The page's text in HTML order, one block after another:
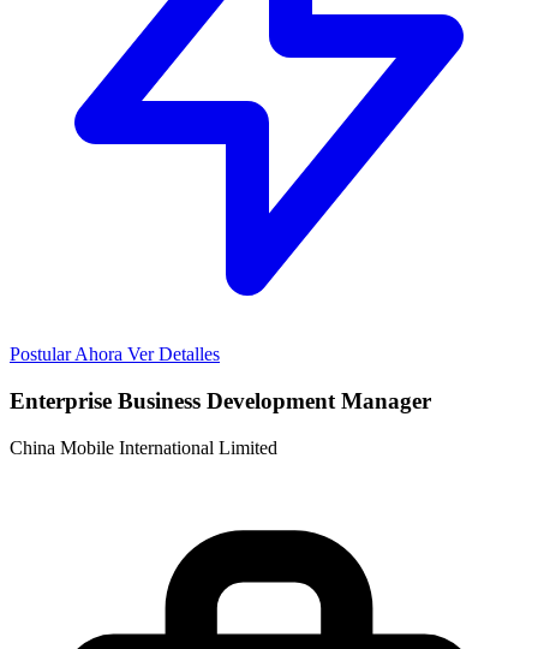
Postular Ahora Ver Detalles
Enterprise Business Development Manager
China Mobile International Limited